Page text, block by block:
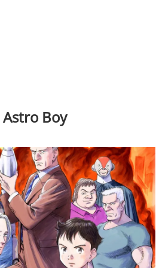
Astro Boy